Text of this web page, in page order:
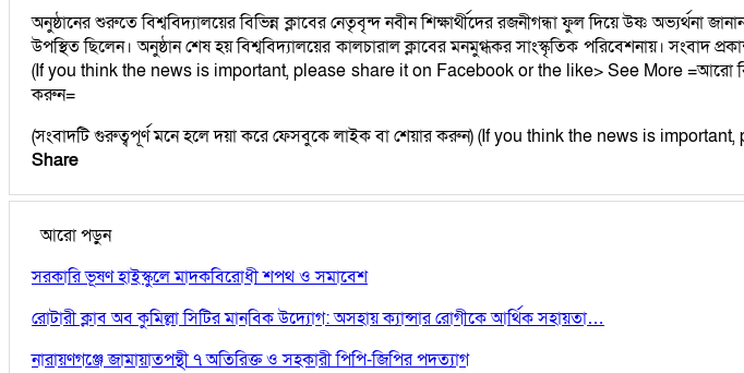
অনুষ্ঠানের শুরুতে বিশ্ববিদ্যালয়ের বিভিন্ন ক্লাবের নেতৃবৃন্দ নবীন শিক্ষার্থীদের রজনীগন্ধা ফুল দিয়ে উষ্ণ অভ্যর্থনা
উপস্থিত ছিলেন। অনুষ্ঠান শেষ হয় বিশ্ববিদ্যালয়ের কালচারাল ক্লাবের মনমুগ্ধকর সাংস্কৃতিক পরিবেশনায়।
(If you think the news is important, please share it on Facebook or the like> See More =আরো
করুন=
(সংবাদটি গুরুত্বপূর্ণ মনে হলে দয়া করে ফেসবুকে লাইক বা শেয়ার করুন) (If you think the news is
Share
আরো পড়ুন
সরকারি ভূষণ হাইস্কুলে মাদকবিরোধী শপথ ও সমাবেশ
রোটারী ক্লাব অব কুমিল্লা সিটির মানবিক উদ্যোগ: অসহায় ক্যান্সার রোগীকে আর্থিক সহায়তা…
নারায়ণগঞ্জে জামায়াতপন্থী ৭ অতিরিক্ত ও সহকারী পিপি-জিপির পদত্যাগ